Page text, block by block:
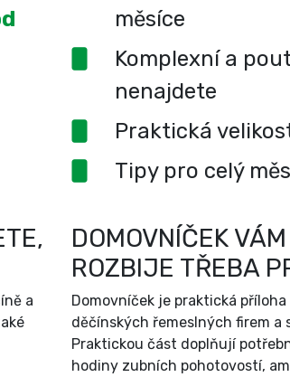
měsíce
Komplexní a
nenajdete
Praktická
Tipy pro celý
a
DOMOVNÍČEK
ROZBIJE TŘEBA
Domovníček je praktická
děčínských řemeslných firem a
Praktickou část doplňují
hodiny zubních pohotovostí,